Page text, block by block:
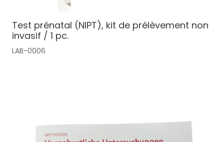
Test prénatal (NIPT), kit de prélèvement non
invasif / 1 pc.
LAB-0006